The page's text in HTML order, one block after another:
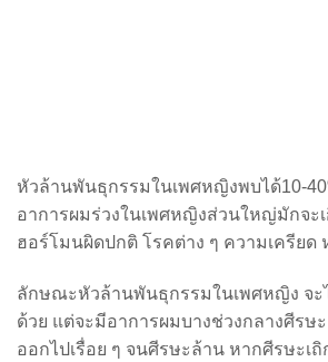
หัวล้านพันธุกรรมในเพศหญิงพบได้10-
อาการผมร่วงในเพศหญิงส่วนใหญ่มักจะเ
ฮอร์โมนผิดปกติ โรคต่าง ๆ ความเครียด
ลักษณะหัวล้านพันธุกรรมในเพศหญิง จะ
ด้วย แต่จะมีอาการผมบางช่วงกลางศีรษ
ออกไปเรื่อย ๆ จนศีรษะล้าน หากศีรษะเ